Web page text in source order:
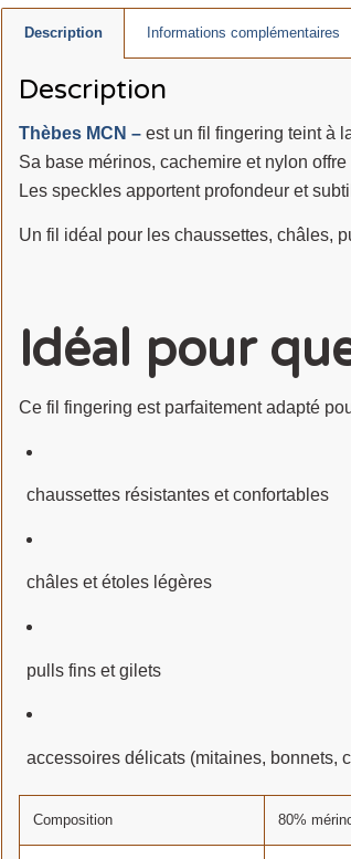
Description Informations complémentaires
Description
Thèbes MCN – est un fil fingering teint à
Sa base mérinos, cachemire et nylon
Les speckles apportent profondeur et
Un fil idéal pour les chaussettes, châles,
Idéal pour
Ce fil fingering est parfaitement adapté
chaussettes résistantes et confortables
châles et étoles légères
pulls fins et gilets
accessoires délicats (mitaines, bonnets,
Composition 80%